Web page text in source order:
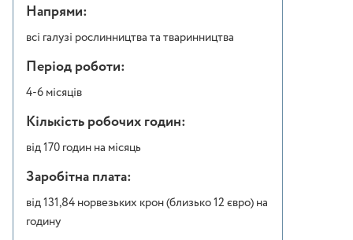
Напрями:
всі галузі рослинництва та тваринництва
Період роботи:
4-6 місяців
Кількість робочих годин:
від 170 годин на місяць
Заробітна плата:
від 131,84 норвезьких крон (близько 12 євро) на
годину